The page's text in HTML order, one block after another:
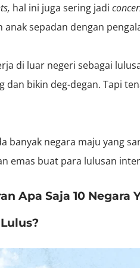
hal ini juga sering jadi
anak sepadan dengan
di luar negeri sebagai
dan bikin deg-degan. Tapi
banyak negara maju yang
emas buat para lulusan
Apa Saja 10